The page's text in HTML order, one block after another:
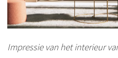
Impressie van het interieur